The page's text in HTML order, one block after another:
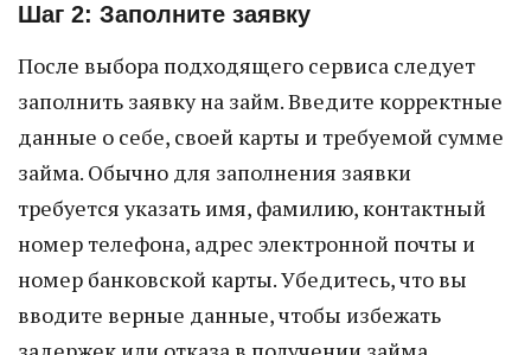
Шаг 2: Заполните заявку
После выбора подходящего сервиса следует
заполнить заявку на займ. Введите корректные
данные о себе, своей карты и требуемой сумме
займа. Обычно для заполнения заявки
требуется указать имя, фамилию, контактный
номер телефона, адрес электронной почты и
номер банковской карты. Убедитесь, что вы
вводите верные данные, чтобы избежать